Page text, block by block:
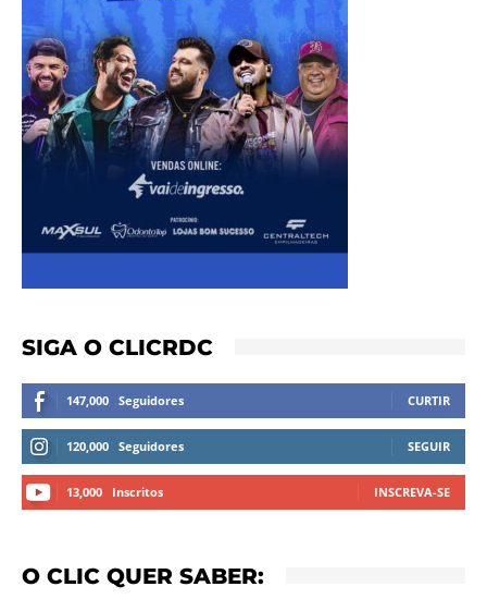
SIGA O CLICRDC
147,000 Seguidores CURTIR
120,000 Seguidores SEGUIR
13,000 Inscritos INSCREVA-SE
O CLIC QUER SABER: